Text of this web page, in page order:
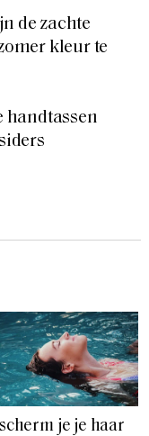
de zachte
kleur te
handtassen
je je haar